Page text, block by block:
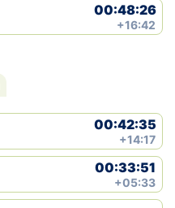
00:48:26
+16:42
00:42:35
+14:17
00:33:51
+05:33